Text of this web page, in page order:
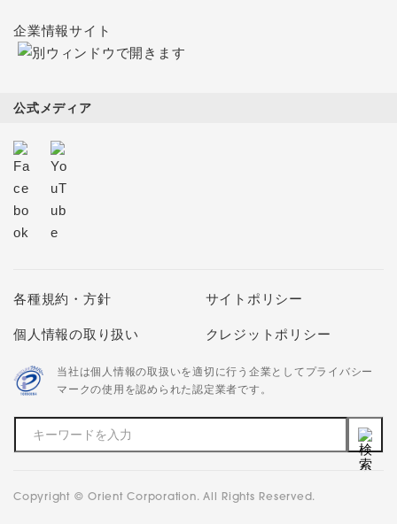
企業情報サイト
公式メディア
各種規約・方針 サイトポリシー
個人情報の取り扱い クレジットポリシー
当社は個人情報の取扱いを適切に行う企業としてプライバシー
マークの使用を認められた認定業者です。
Copyright © Orient Corporation. All Rights Reserved.